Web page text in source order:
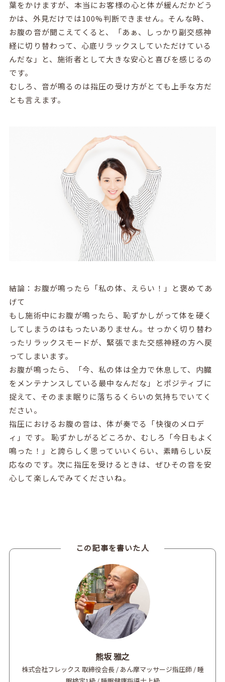
葉をかけますが、本当にお客様の心と体が緩んだかどう
かは、外見だけでは100%判断できません。そんな時、
お腹の音が聞こえてくると、「あぁ、しっかり副交感神
経に切り替わって、心底リラックスしていただけている
んだな」と、施術者として大きな安心と喜びを感じるの
です。
むしろ、音が鳴るのは指圧の受け方がとても上手な方だ
とも言えます。
結論：お腹が鳴ったら「私の体、えらい！」と褒めてあ
げて
もし施術中にお腹が鳴ったら、恥ずかしがって体を硬く
してしまうのはもったいありません。せっかく切り替わ
ったリラックスモードが、緊張でまた交感神経の方へ戻
ってしまいます。
お腹が鳴ったら、「今、私の体は全力で休息して、内臓
をメンテナンスしている最中なんだな」とポジティブに
捉えて、そのまま眠りに落ちるくらいの気持ちでいてく
ださい。
指圧におけるお腹の音は、体が奏でる「快復のメロデ
ィ」です。 恥ずかしがるどころか、むしろ「今日もよく
鳴った！」と誇らしく思っていいくらい、素晴らしい反
応なのです。次に指圧を受けるときは、ぜひその音を安
心して楽しんでみてくださいね。
この記事を書いた人
熊坂 雅之
株式会社フレックス 取締役会長 / あん摩マッサージ指圧師 / 睡